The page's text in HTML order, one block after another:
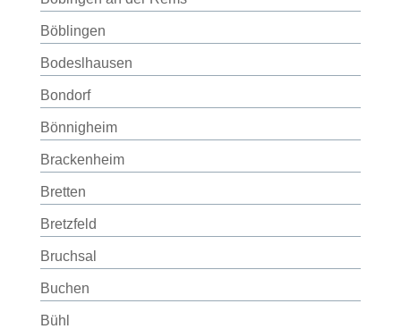
Böblingen
Bodeslhausen
Bondorf
Bönnigheim
Brackenheim
Bretten
Bretzfeld
Bruchsal
Buchen
Bühl